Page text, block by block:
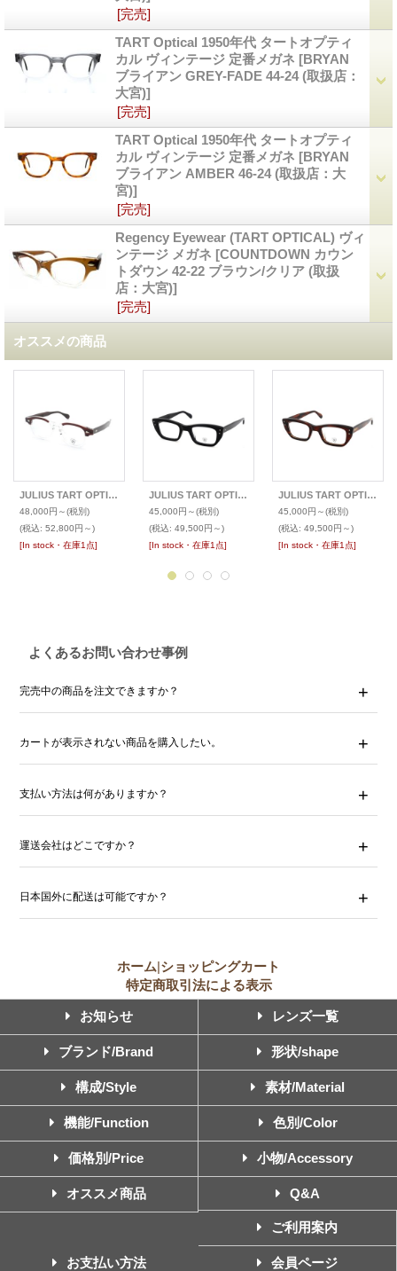
[完売]
TART Optical 1950年代 タートオプティ
カル ヴィンテージ 定番メガネ [BRYAN
ブライアン GREY-FADE 44-24 (取扱店：
大宮)]
[完売]
TART Optical 1950年代 タートオプティ
カル ヴィンテージ 定番メガネ [BRYAN
ブライアン AMBER 46-24 (取扱店：大
宮)]
[完売]
Regency Eyewear (TART OPTICAL) ヴィ
ンテージ メガネ [COUNTDOWN カウン
トダウン 42-22 ブラウン/クリア (取扱
店：大宮)]
[完売]
オススメの商品
JULIUS TART OPTICAL ジュリアス タート オプティカル メガネ
48,000円～(税別)
(税込: 52,800円～)
[In stock・在庫1点]
JULIUS TART OPTICAL ジュリアス タート オプティカル メガネ PONTI
45,000円～(税別)
(税込: 49,500円～)
[In stock・在庫1点]
JULIUS TART OPTICAL ジュリアス タート オプティカル メガネ PONTI
45,000円～(税別)
(税込: 49,500円～)
[In stock・在庫1点]
よくあるお問い合わせ事例
完売中の商品を注文できますか？
カートが表示されない商品を購入したい。
支払い方法は何がありますか？
運送会社はどこですか？
日本国外に配送は可能ですか？
ホーム|ショッピングカート
特定商取引法による表示
お知らせ レンズ一覧
ブランド/Brand 形状/shape
構成/Style 素材/Material
機能/Function 色別/Color
価格別/Price 小物/Accessory
オススメ商品 Q&A
ご利用案内
お支払い方法 会員ページ